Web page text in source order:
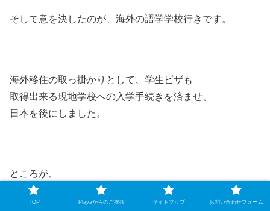
そして意を決したのが、海外の語学学校行きです。
海外移住の取っ掛かりとして、学生ビザも
取得出来る現地学校への入学手続きを済ませ、
日本を後にしました。
ところが、
憧れていた海外暮らしの喜びも束の間．．．
TOP Playaからのご挨拶 サイトマップ お問い合わせフォーム